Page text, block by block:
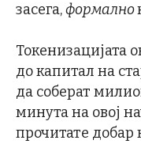
засега,формално
Токенизацијата
до капитал на
да соберат
минута на овој
прочитате добар